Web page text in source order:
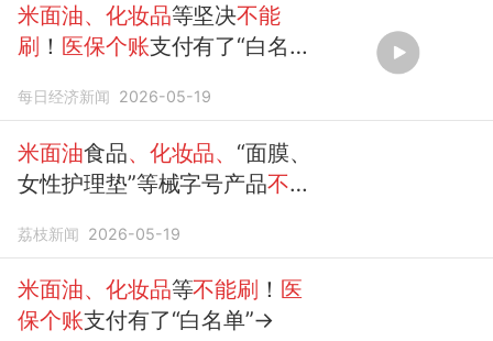
米面油、化妆品等坚决不能
刷 ！ 医保个账支付有了“白名
每日经济新闻 2026-05-19
米面油食品、化妆品、 “面膜、
女性护理垫”等械字号产品不能
刷！医保个账支付有了“白名
单”
荔枝新闻 2026-05-19
米面油、化妆品等不能刷 ！ 医
保个账支付有了“白名单”→